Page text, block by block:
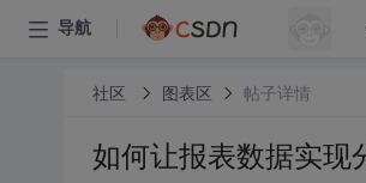
导航
社区 图表区 帖子详情
如何让报表数据实现